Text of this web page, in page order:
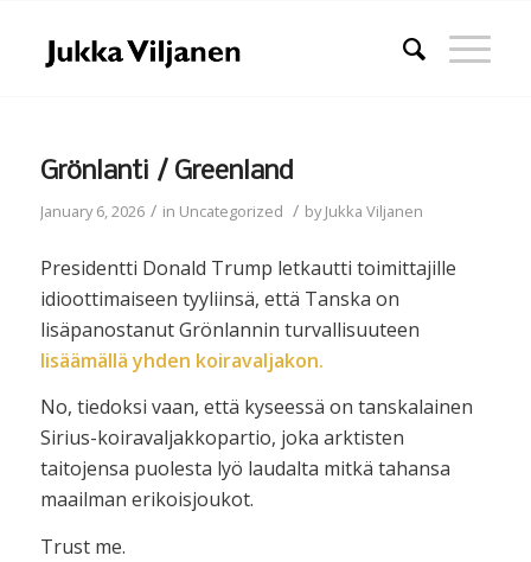
Grönlanti / Greenland
January 6, 2026 / in Uncategorized / byJukka Viljanen
Presidentti Donald Trump letkautti toimittajille
idioottimaiseen tyyliinsä, että Tanska on
lisäpanostanut Grönlannin turvallisuuteen
lisäämällä yhden koiravaljakon.
No, tiedoksi vaan, että kyseessä on tanskalainen
Sirius-koiravaljakkopartio, joka arktisten
taitojensa puolesta lyö laudalta mitkä tahansa
maailman erikoisjoukot.
Trust me.